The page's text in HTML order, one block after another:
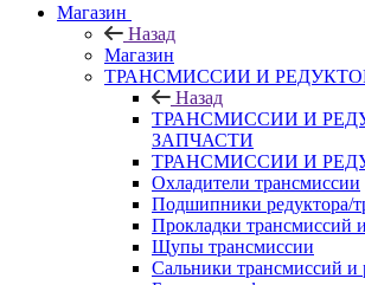
Магазин
Назад
Магазин
ТРАНСМИССИИ И
Назад
ТРАНСМИССИИ И
ЗАПЧАСТИ
ТРАНСМИССИИ И
Охладители трансмиссии
Подшипники редуктора/
Прокладки трансмиссий
Щупы трансмиссии
Сальники трансмиссий и